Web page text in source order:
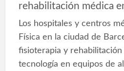
rehabilitación médica
Los hospitales y centros
Física en la ciudad de
fisioterapia y
tecnología en equipos de